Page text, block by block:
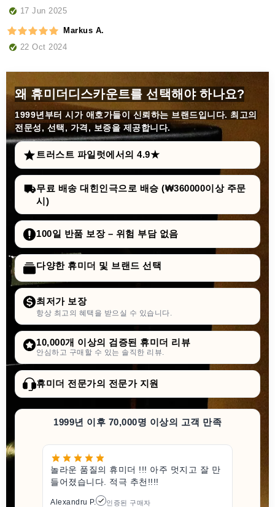
17 Jun 2025
Markus A.
22 Oct 2024
왜 휴미더디스카운트를 선택해야 하나요?
1999년부터 시가 애호가들이 신뢰하는 브랜드입니다. 최고의
전문성, 선택, 가격, 보증을 제공합니다.
트러스트 파일럿에서의 4.9★
무료 배송 대힌인극으로 배승 (₩360000이상 주문
시)
100일 반품 보장 – 위험 부담 없음
다양한 휴미더 및 브랜드 선택
최저가 보장
항상 최고의 혜택을 받으실 수 있습니다.
10,000개 이상의 검증된 휴미더 리뷰
안심하고 구매할 수 있는 솔직한 리뷰.
휴미더 전문가의 전문가 지원
1999년 이후 70,000명 이상의 고객 만족
놀라운 품질의 휴미더 !!! 아주 멋지고 잘 만
들어졌습니다. 적극 추천!!!!
Alexandru P. 인증된 구매자